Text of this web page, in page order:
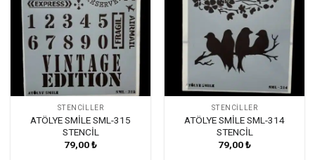
STENCILLER
ATÖLYE SMİLE SML-315
STENCİL
79,00₺
STENCILLER
ATÖLYE SMİLE SML-314
STENCİL
79,00₺